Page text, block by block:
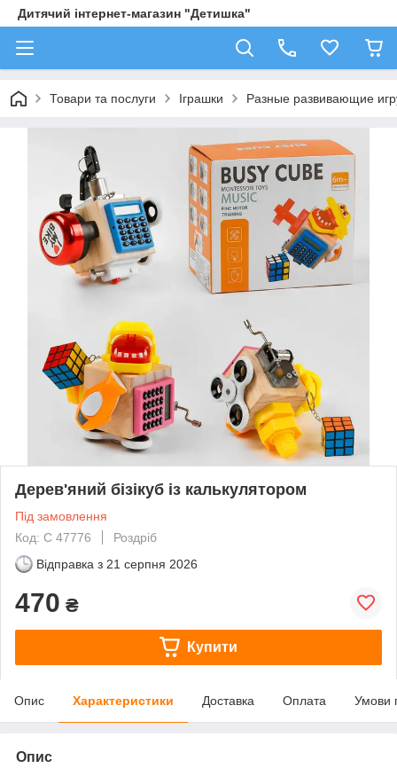
Дитячий інтернет-магазин "Детишка"
Товари та послуги Іграшки Разные развивающие
Дерев'яний бізікуб із калькулятором
Під замовлення
Код: С 47776
Роздріб
Відправка з 21 серпня 2026
470 ₴
Купити
Опис Характеристики Доставка Оплата Умови
Опис